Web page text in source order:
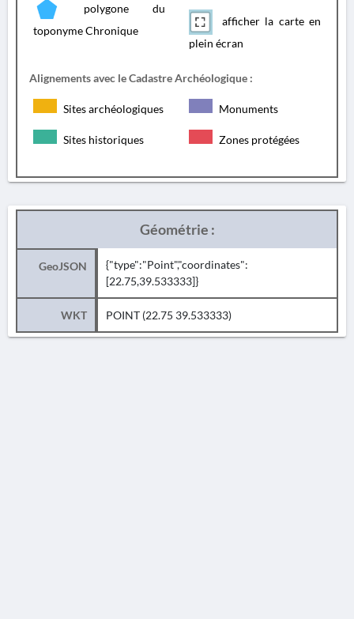
polygone du
toponyme Chronique
afficher la carte en
plein écran
Alignements avec le Cadastre Archéologique :
Sites archéologiques Monuments
Sites historiques Zones protégées
Géométrie :
GeoJSON
{"type":"Point","coordinates":
[22.75,39.533333]}
WKT POINT (22.75 39.533333)